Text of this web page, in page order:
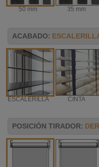
50 mm 35 mm
ACABADO:
ESCALERILLA CINTA
POSICIÓN TIRADOR: